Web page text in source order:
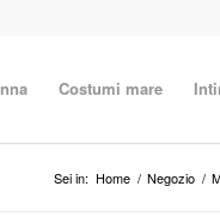
Costumi mare
Sei in: Home / Negozio /